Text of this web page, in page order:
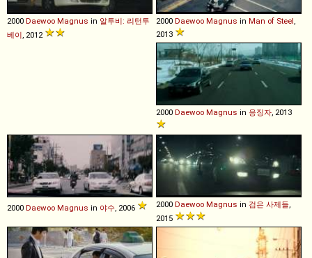
2000 Daewoo Magnus in 알투비: 리턴투
베이 , 2012
2000 Daewoo Magnus in Man of Steel
2013
2000 Daewoo Magnus in 응징자 , 2013
2000 Daewoo Magnus in 야수 , 2006 2000 Daewoo Magnus in 검은 사제들
2015